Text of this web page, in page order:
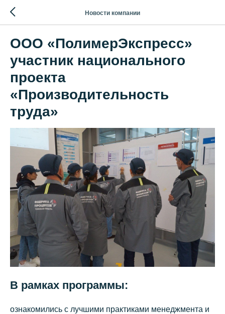
Новости компании
ООО «ПолимерЭкспресс»
участник национального
проекта
«Производительность
труда»
В рамках программы:
ознакомились с лучшими практиками менеджмента и